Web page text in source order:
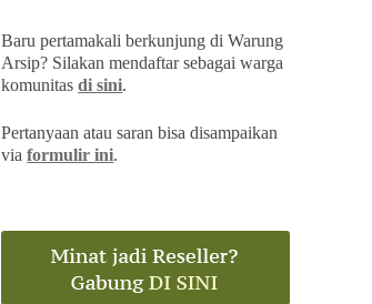
Baru pertamakali berkunjung di Warung
Arsip? Silakan mendaftar sebagai warga
komunitasdi sini.
Pertanyaan atau saran bisa disampaikan
viaformulir ini.